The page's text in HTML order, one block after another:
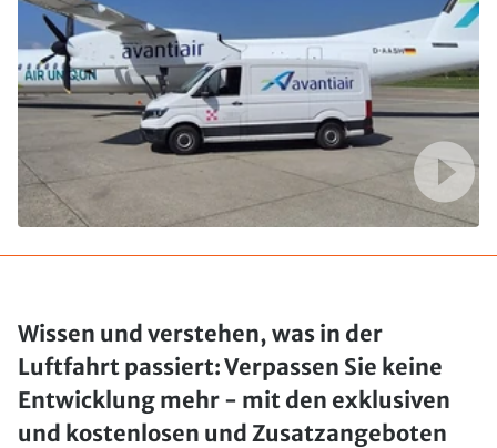
Wissen und verstehen, was in der
Luftfahrt passiert: Verpassen Sie keine
Entwicklung mehr - mit den exklusiven
und kostenlosen und Zusatzangeboten